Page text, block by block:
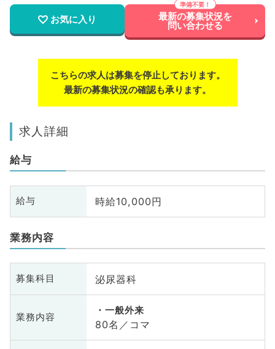
お気に入り 最新の募集状況を
問い合わせる
こちらの求人は募集を停止しております。
最新の募集状況の確認も承ります。
求人詳細
給与
給与 時給10,000円
業務内容
募集科目 泌尿器科
業務内容
一般外来
80名／コマ